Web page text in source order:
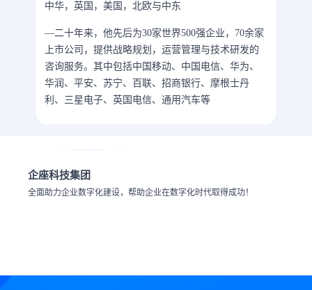
中华，英国，美国，北欧与中东
—二十年来，他先后为30家世界500强企业，70余家
上市公司，提供战略规划，运营管理与技术研发的
咨询服务。其中包括中国移动、中国电信、华为、
华润、平安、苏宁、百联、招商银行、摩根士丹
利、三星电子、英国电信、通用汽车等
企座科技集团
全面助力企业数字化建设，帮助企业在数字化时代取得成功！